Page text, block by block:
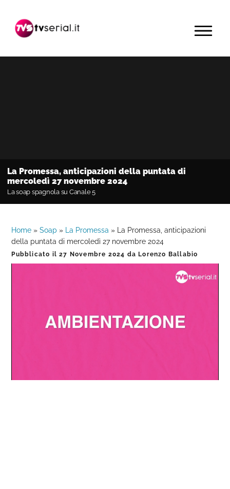
navigazione
contenuto
barra
primaria
MENU
La Promessa, anticipazioni della puntata di
mercoledì 27 novembre 2024
La soap spagnola su Canale 5
Home »Soap » La Promessa »
La Promessa, anticipazioni
della puntata di mercoledì 27 novembre 2024
Pubblicato il27 Novembre 2024 da Lorenzo Ballabio
0%
0%